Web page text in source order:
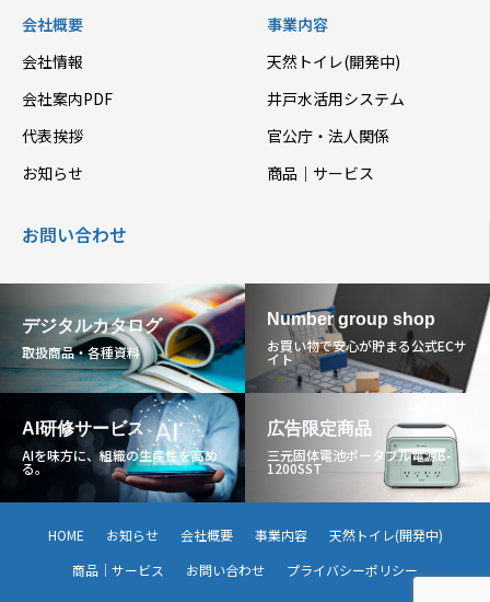
会社概要
会社情報
会社案内PDF
代表挨拶
お知らせ
事業内容
天然トイレ(開発中)
井戸水活用システム
官公庁・法人関係
商品｜サービス
お問い合わせ
デジタルカタログ
取扱商品・各種資料
Number group shop
お買い物で安心が貯まる公式ECサ
イト
AI研修サービス
AIを味方に、組織の生産性を高め
る。
広告限定商品
三元固体電池ポータブル電源B-
1200SST
HOME お知らせ 会社概要 事業内容
天然トイレ(開発中)
商品｜サービス
お問い合わせ プライバシーポリシー